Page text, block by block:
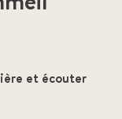
et écouter